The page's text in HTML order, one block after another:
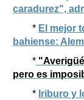
caradurez",
* El mejor
bahiense:
*
pero es
* Iriburo y